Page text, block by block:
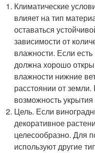
Климатические
влияет на тип
оставаться
зависимости от
влажности. Если
должна хорошо
влажности нижние
расстоянии от
возможность
Цель. Если
декоративное
целесообразно. Для
используют другие